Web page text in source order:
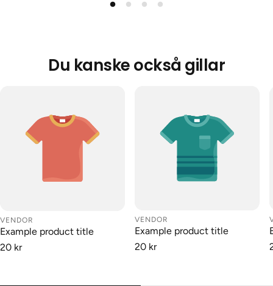
Du kanske också gillar
VENDOR
Example product title
20 kr
VENDOR
Example product title
20 kr